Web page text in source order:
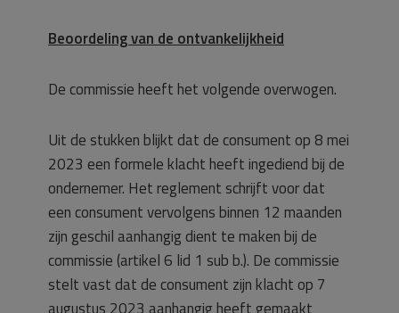
Beoordeling van de ontvankelijkheid
De commissie heeft het volgende overwogen.
Uit de stukken blijkt dat de consument op 8 mei
2023 een formele klacht heeft ingediend bij de
ondernemer. Het reglement schrijft voor dat
een consument vervolgens binnen 12 maanden
zijn geschil aanhangig dient te maken bij de
commissie (artikel 6 lid 1 sub b.). De commissie
stelt vast dat de consument zijn klacht op 7